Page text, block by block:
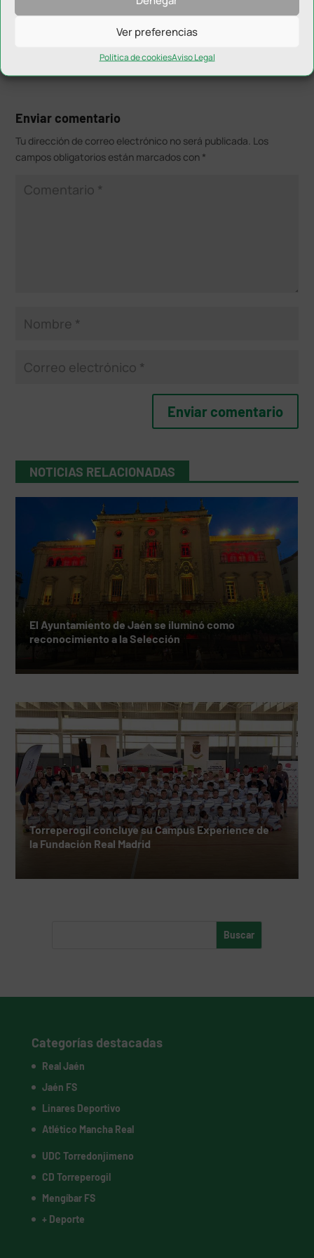
Ver preferencias
Política de cookiesAviso Legal
provincia para la realización de estos campus”.
Enviar comentario
Tu dirección de correo electrónico no será publicada. Los
campos obligatorios están marcados con *
NOTICIAS RELACIONADAS
El Ayuntamiento de Jaén se iluminó como
reconocimiento a la Selección
Torreperogil concluye su Campus Experience de
la Fundación Real Madrid
Categorías destacadas
Real Jaén
Jaén FS
Linares Deportivo
Atlético Mancha Real
UDC Torredonjimeno
CD Torreperogil
Mengíbar FS
+ Deporte